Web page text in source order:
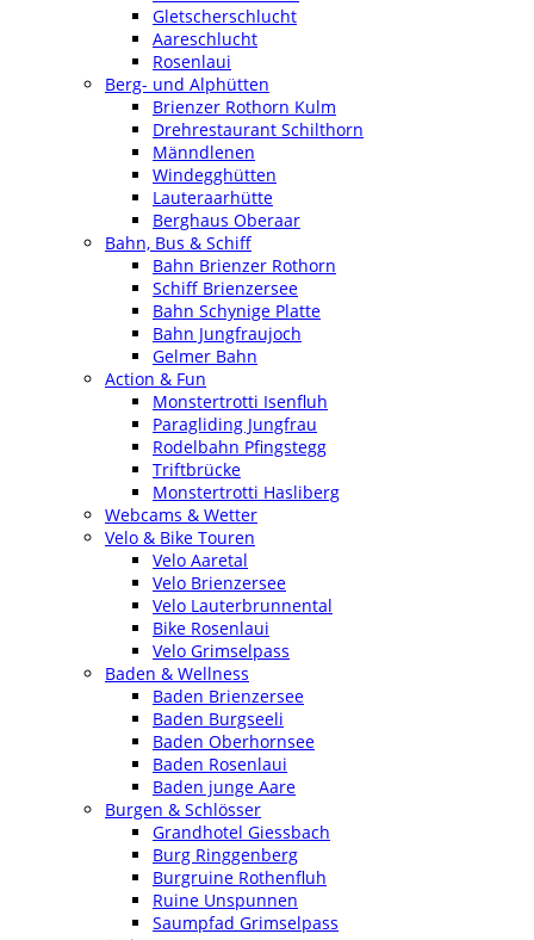
Gletscherschlucht
Aareschlucht
Rosenlaui
Berg- und Alphütten
Brienzer Rothorn Kulm
Drehrestaurant Schilthorn
Männdlenen
Windegghütten
Lauteraarhütte
Berghaus Oberaar
Bahn, Bus & Schiff
Bahn Brienzer Rothorn
Schiff Brienzersee
Bahn Schynige Platte
Bahn Jungfraujoch
Gelmer Bahn
Action & Fun
Monstertrotti Isenfluh
Paragliding Jungfrau
Rodelbahn Pfingstegg
Triftbrücke
Monstertrotti Hasliberg
Webcams & Wetter
Velo & Bike Touren
Velo Aaretal
Velo Brienzersee
Velo Lauterbrunnental
Bike Rosenlaui
Velo Grimselpass
Baden & Wellness
Baden Brienzersee
Baden Burgseeli
Baden Oberhornsee
Baden Rosenlaui
Baden junge Aare
Burgen & Schlösser
Grandhotel Giessbach
Burg Ringgenberg
Burgruine Rothenfluh
Ruine Unspunnen
Saumpfad Grimselpass